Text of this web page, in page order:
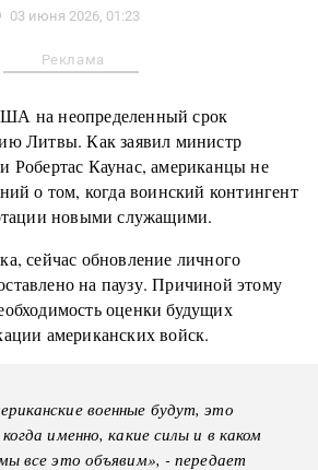
03 июня 2026, 01:23
Реклама
на неопределенный срок
Литвы. Как заявил министр
Робертас Каунас, американцы не
о том, когда воинский контингент
новыми служащими.
сейчас обновление личного
на паузу. Причиной этому
оценки будущих
американских войск.
военные будут, это
именно, какие силы и в каком
все это объявим», - передает